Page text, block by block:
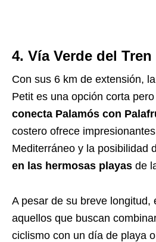
4. Vía Verde del
Con sus 6 km de extensión,
Petit es una opción corta
conecta Palamós con
costero ofrece
Mediterráneo y la posibilidad
en las hermosas playas de
A pesar de su breve longitud,
aquellos que buscan
ciclismo con un día de playa